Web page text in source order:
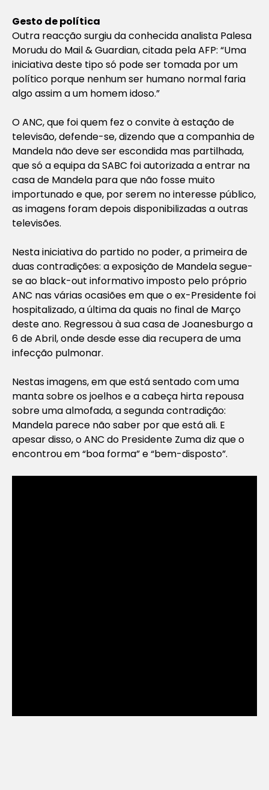
Gesto de política
Outra reacção surgiu da conhecida analista Palesa
Morudu do Mail & Guardian, citada pela AFP: “Uma
iniciativa deste tipo só pode ser tomada por um
político porque nenhum ser humano normal faria
algo assim a um homem idoso.”
O ANC, que foi quem fez o convite à estação de
televisão, defende-se, dizendo que a companhia de
Mandela não deve ser escondida mas partilhada,
que só a equipa da SABC foi autorizada a entrar na
casa de Mandela para que não fosse muito
importunado e que, por serem no interesse público,
as imagens foram depois disponibilizadas a outras
televisões.
Nesta iniciativa do partido no poder, a primeira de
duas contradições: a exposição de Mandela segue-
se ao black-out informativo imposto pelo próprio
ANC nas várias ocasiões em que o ex-Presidente foi
hospitalizado, a última da quais no final de Março
deste ano. Regressou à sua casa de Joanesburgo a
6 de Abril, onde desde esse dia recupera de uma
infecção pulmonar.
Nestas imagens, em que está sentado com uma
manta sobre os joelhos e a cabeça hirta repousa
sobre uma almofada, a segunda contradição:
Mandela parece não saber por que está ali. E
apesar disso, o ANC do Presidente Zuma diz que o
encontrou em “boa forma” e “bem-disposto”.